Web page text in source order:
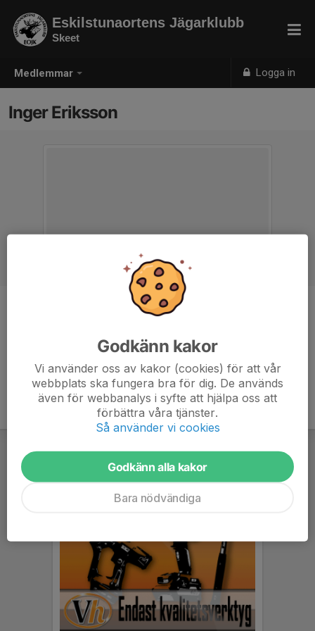
Medlemmar Logga in
Eskilstunaortens Jägarklubb
Skeet
Inger Eriksson
Ledare
Godkänn kakor
Vi använder oss av kakor (cookies) för att vår
webbplats ska fungera bra för dig. De används
även för webbanalys i syfte att hjälpa oss att
förbättra våra tjänster.
Så använder vi cookies
Godkänn alla kakor
Bara nödvändiga